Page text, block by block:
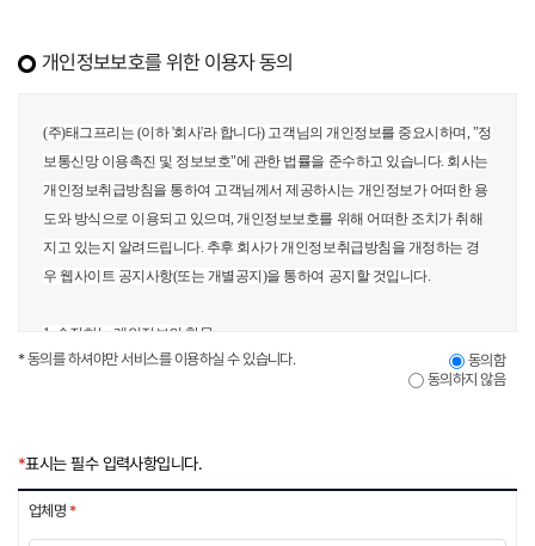
개인정보보호를 위한 이용자 동의
(주)태그프리는 (이하 '회사'라 합니다) 고객님의 개인정보를 중요시하며, "정
보통신망 이용촉진 및 정보보호"에 관한 법률을 준수하고 있습니다. 회사는
개인정보취급방침을 통하여 고객님께서 제공하시는 개인정보가 어떠한 용
도와 방식으로 이용되고 있으며, 개인정보보호를 위해 어떠한 조치가 취해
지고 있는지 알려드립니다. 추후 회사가 개인정보취급방침을 개정하는 경
우 웹사이트 공지사항(또는 개별공지)을 통하여 공지할 것입니다.
1. 수집하는 개인정보의 항목
회사는 데모계정 신청을 위해 아래와 같은 개인정보를 수집하고 있습니다.
- 개인정보 수집방법 : 홈페이지(제품문의, 견적요청 등)
* 동의를 하셔야만 서비스를 이용하실 수 있습니다.
동의함
동의하지 않음
*표시는 필수 입력사항입니다.
업체명 *